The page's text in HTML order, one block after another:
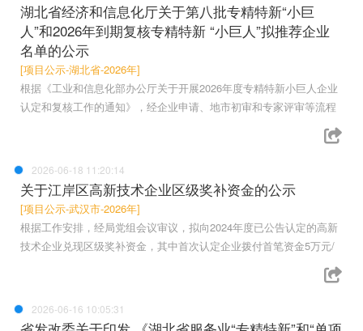
湖北省经济和信息化厅关于第八批专精特新“小巨
人”和2026年到期复核专精特新 “小巨人”拟推荐企业
名单的公示
[项目公示-湖北省-2026年]
根据《工业和信息化部办公厅关于开展2026年度专精特新小巨人企业
认定和复核工作的通知》，经企业申请、地市初审和专家评审等流程
2026-06-18 11:20:14
关于江岸区高新技术企业区级奖补资金的公示
[项目公示-武汉市-2026年]
根据工作安排，经局党组会议审议，拟向2024年度已公告认定的高新
技术企业兑现区级奖补资金，其中首次认定企业拨付首笔资金5万元/
2026-06-16 10:05:31